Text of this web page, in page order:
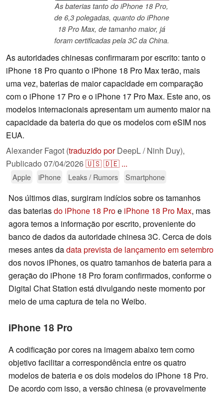
As baterias tanto do iPhone 18 Pro,
de 6,3 polegadas, quanto do iPhone
18 Pro Max, de tamanho maior, já
foram certificadas pela 3C da China.
As autoridades chinesas confirmaram por escrito: tanto o
iPhone 18 Pro quanto o iPhone 18 Pro Max terão, mais
uma vez, baterias de maior capacidade em comparação
com o iPhone 17 Pro e o iPhone 17 Pro Max. Este ano, os
modelos internacionais apresentam um aumento maior na
capacidade da bateria do que os modelos com eSIM nos
EUA.
Alexander Fagot (traduzido porDeepL / Ninh Duy),
Publicado 07/04/2026🇺🇸🇩🇪 ...
Apple iPhone Leaks / Rumors Smartphone
Nos últimos dias, surgiram indícios sobre os tamanhos
das bateriasdo iPhone 18 Proe iPhone 18 Pro Max, mas
agora temos a informação por escrito, proveniente do
banco de dados da autoridade chinesa 3C. Cerca de dois
meses antes dadata prevista de lançamento em setembro
dos novos iPhones, os quatro tamanhos de bateria para a
geração do iPhone 18 Pro foram confirmados, conforme o
Digital Chat Station está divulgando neste momento por
meio de uma captura de tela no Weibo.
iPhone 18 Pro
A codificação por cores na imagem abaixo tem como
objetivo facilitar a correspondência entre os quatro
modelos de bateria e os dois modelos do iPhone 18 Pro.
De acordo com isso, a versão chinesa (e provavelmente